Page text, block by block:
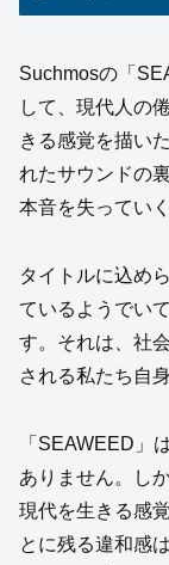
Suchmosの「
して、現代人の
きる感覚を描い
れたサウンドの
本音を失ってい
タイトルに込め
ているようでい
す。それは、社
される私たち自
「SEAWEED」
ありません。し
現代を生きる感
とに残る違和感